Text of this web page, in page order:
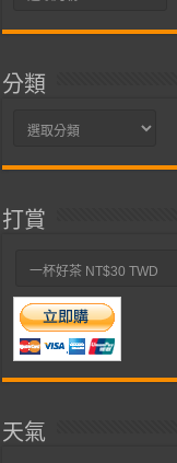
分類
分
打賞
天氣